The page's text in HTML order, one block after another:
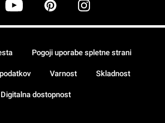
Pogoji uporabe spletne strani
Varnost Skladnost
Digitalna dostopnost